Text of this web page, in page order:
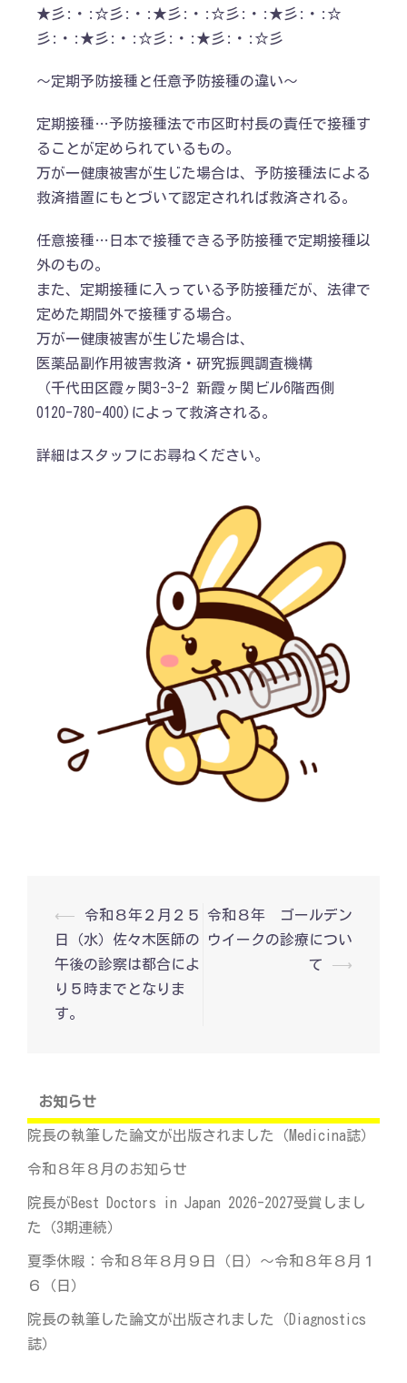
★彡:・:☆彡:・:★彡:・:☆彡:・:★彡:・:☆
彡:・:★彡:・:☆彡:・:★彡:・:☆彡
～定期予防接種と任意予防接種の違い～
定期接種…予防接種法で市区町村長の責任で接種す
ることが定められているもの。
万が一健康被害が生じた場合は、予防接種法による
救済措置にもとづいて認定されれば救済される。
任意接種…日本で接種できる予防接種で定期接種以
外のもの。
また、定期接種に入っている予防接種だが、法律で
定めた期間外で接種する場合。
万が一健康被害が生じた場合は、
医薬品副作用被害救済・研究振興調査機構
（千代田区霞ヶ関3-3-2 新霞ヶ関ビル6階西側
0120-780-400)によって救済される。
詳細はスタッフにお尋ねください。
投
ナ
ビ
ゲ
ー
シ
⟵
令和８年２月２５
日（水）佐々木医師の
午後の診察は都合によ
り５時までとなりま
す。
令和８年 ゴールデン
ウイークの診療につい
て
⟶
お知らせ
院長の執筆した論文が出版されました（Medicina誌）
令和８年８月のお知らせ
院長がBest Doctors in Japan 2026-2027受賞しまし
た（3期連続）
夏季休暇：令和８年８月９日（日）～令和８年８月１
６（日）
院長の執筆した論文が出版されました（Diagnostics
誌）